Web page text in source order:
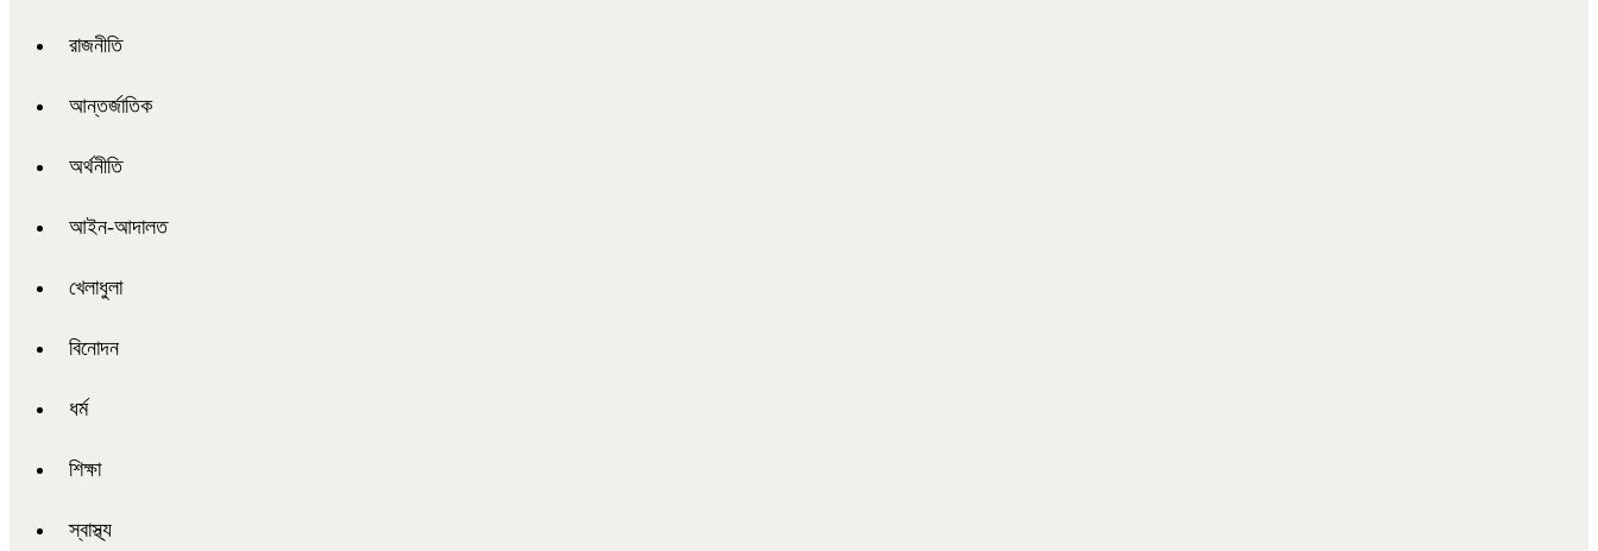
রাজনীতি
আন্তর্জাতিক
অর্থনীতি
আইন-আদালত
খেলাধুলা
বিনোদন
ধর্ম
শিক্ষা
স্বাস্থ্য